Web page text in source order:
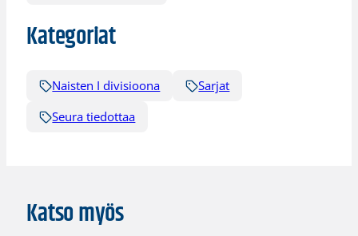
Kategoriat
Naisten I divisioona
Sarjat
Seura tiedottaa
Katso myös